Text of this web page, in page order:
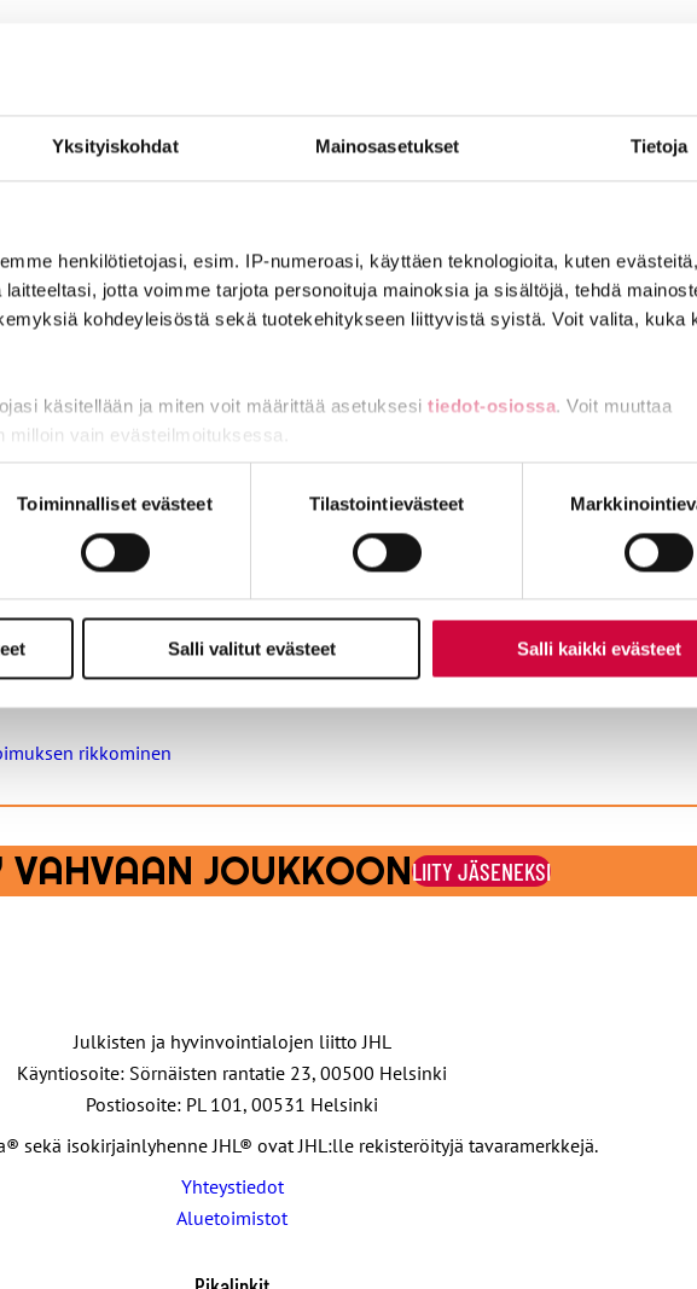
Yksityiskohdat Mainosasetukset Tietoja
henkilötietojasi, esim. IP-numeroasi, käyttäen teknologioita, kuten evästeitä,
jotta voimme tarjota personoituja mainoksia ja sisältöjä, tehdä
kohdeyleisöstä sekä tuotekehitykseen liittyvistä syistä. Voit valita, kuka
käsitellään ja miten voit määrittää asetuksesi tiedot-osiossa. Voit muuttaa
vain evästeilmoituksessa.
osa sivuston toimintaa parantavia, ja osaa käytetään tilastointi- tai
Toiminnalliset evästeet Tilastointievästeet
Salli valitut evästeet Salli kaikki evästeet
0750 850
– Ammattiliitto JHL on antanut lausunnon koulujen ja oppilaitosten loma-
tämä vakuutuksesta
saa korvausta yli 12 000 euroa
rikkominen
VAHVAAN JOUKKOONLIITY JÄSENEKSI
Julkisten ja hyvinvointialojen liitto JHL
Käyntiosoite: Sörnäisten rantatie 23, 00500 Helsinki
Postiosoite: PL 101, 00531 Helsinki
sekä isokirjainlyhenne JHL® ovat JHL:lle rekisteröityjä tavaramerkkejä.
Yhteystiedot
Aluetoimistot